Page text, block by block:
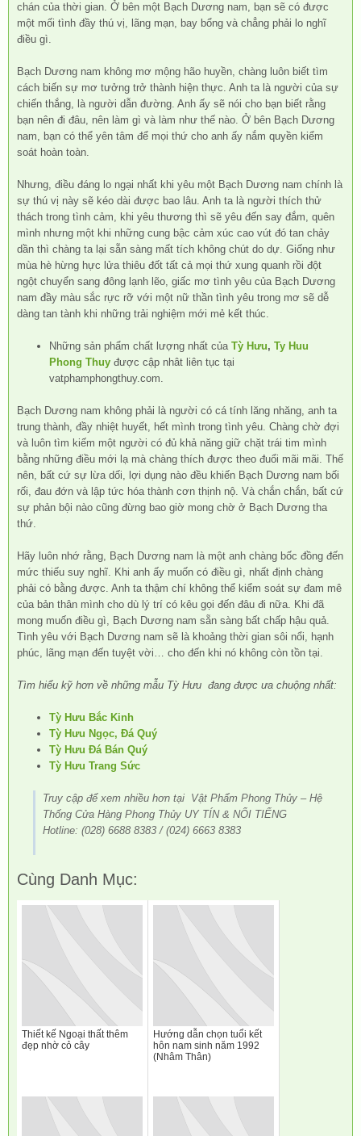
chán của thời gian. Ở bên một Bạch Dương nam, bạn sẽ có được
một mối tình đầy thú vị, lãng mạn, bay bổng và chẳng phải lo nghĩ
điều gì.
Bạch Dương nam không mơ mộng hão huyền, chàng luôn biết tìm
cách biến sự mơ tưởng trở thành hiện thực. Anh ta là người của sự
chiến thắng, là người dẫn đường. Anh ấy sẽ nói cho bạn biết rằng
bạn nên đi đâu, nên làm gì và làm như thế nào. Ở bên Bạch Dương
nam, bạn có thể yên tâm để mọi thứ cho anh ấy nắm quyền kiểm
soát hoàn toàn.
Nhưng, điều đáng lo ngại nhất khi yêu một Bạch Dương nam chính là
sự thú vị này sẽ kéo dài được bao lâu. Anh ta là người thích thử
thách trong tình cảm, khi yêu thương thì sẽ yêu đến say đắm, quên
mình nhưng một khi những cung bậc cảm xúc cao vút đó tan chảy
dần thì chàng ta lại sẵn sàng mất tích không chút do dự. Giống như
mùa hè hừng hực lửa thiêu đốt tất cả mọi thứ xung quanh rồi đột
ngột chuyển sang đông lạnh lẽo, giấc mơ tình yêu của Bạch Dương
nam đầy màu sắc rực rỡ với một nữ thần tình yêu trong mơ sẽ dễ
dàng tan tành khi những trải nghiệm mới mẻ kết thúc.
Những sản phẩm chất lượng nhất của Tỳ Hưu, Ty Huu
Phong Thuy được cập nhât liên tục tại
vatphamphongthuy.com.
Bạch Dương nam không phải là người có cá tính lăng nhăng, anh ta
trung thành, đầy nhiệt huyết, hết mình trong tình yêu. Chàng chờ đợi
và luôn tìm kiếm một người có đủ khả năng giữ chặt trái tim mình
bằng những điều mới lạ mà chàng thích được theo đuổi mãi mãi. Thế
nên, bất cứ sự lừa dối, lợi dụng nào đều khiến Bạch Dương nam bối
rối, đau đớn và lập tức hóa thành cơn thịnh nộ. Và chắn chắn, bất cứ
sự phản bội nào cũng đừng bao giờ mong chờ ở Bạch Dương tha
thứ.
Hãy luôn nhớ rằng, Bạch Dương nam là một anh chàng bốc đồng đến
mức thiếu suy nghĩ. Khi anh ấy muốn có điều gì, nhất định chàng
phải có bằng được. Anh ta thậm chí không thể kiểm soát sự đam mê
của bản thân mình cho dù lý trí có kêu gọi đến đâu đi nữa. Khi đã
mong muốn điều gì, Bạch Dương nam sẵn sàng bất chấp hậu quả.
Tình yêu với Bạch Dương nam sẽ là khoảng thời gian sôi nổi, hạnh
phúc, lãng mạn đến tuyệt vời… cho đến khi nó không còn tồn tại.
Tìm hiểu kỹ hơn về những mẫu Tỳ Hưu đang được ưa chuộng nhất:
Tỳ Hưu Bắc Kinh
Tỳ Hưu Ngọc, Đá Quý
Tỳ Hưu Đá Bán Quý
Tỳ Hưu Trang Sức
Truy cập để xem nhiều hơn tại Vật Phẩm Phong Thủy – Hệ
Thống Cửa Hàng Phong Thủy UY TÍN & NỔI TIẾNG
Hotline: (028) 6688 8383 / (024) 6663 8383
Cùng Danh Mục:
Thiết kế Ngoại thất thêm
đẹp nhờ cỏ cây
Hướng dẫn chọn tuổi kết
hôn nam sinh năm 1992
(Nhâm Thân)